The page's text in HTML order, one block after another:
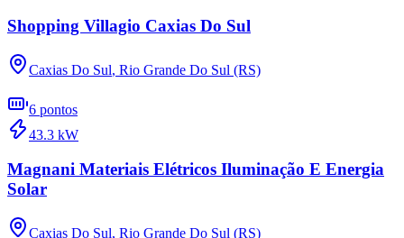
Shopping Villagio Caxias Do Sul
Caxias Do Sul, Rio Grande Do Sul (RS)
6 pontos
43.3 kW
Magnani Materiais Elétricos Iluminação E Energia
Solar
Caxias Do Sul, Rio Grande Do Sul (RS)